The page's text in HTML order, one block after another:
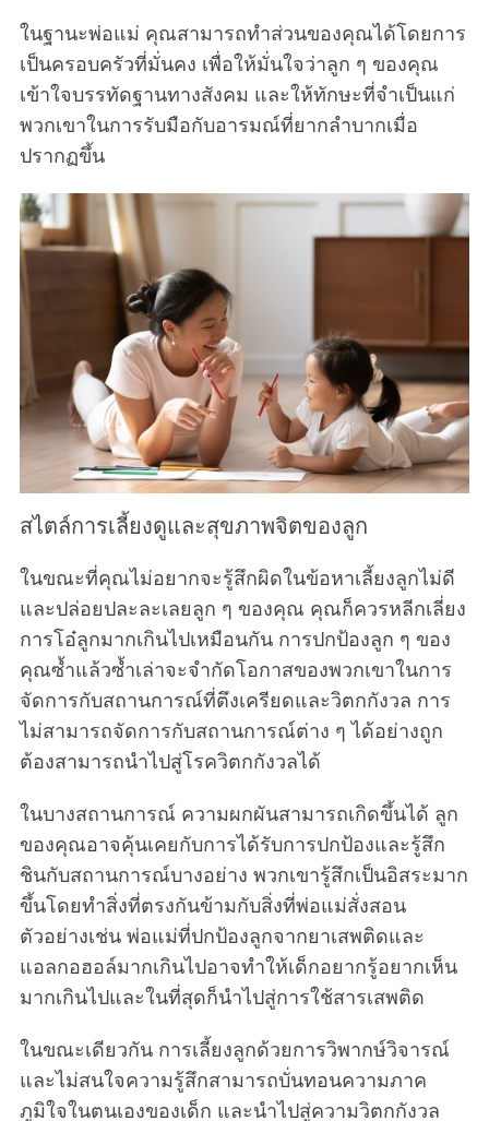
ในฐานะพ่อแม่ คุณสามารถทำส่วนของคุณได้โดยการ
เป็นครอบครัวที่มั่นคง เพื่อให้มั่นใจว่าลูก ๆ ของคุณ
เข้าใจบรรทัดฐานทางสังคม และให้ทักษะที่จำเป็นแก่
พวกเขาในการรับมือกับอารมณ์ที่ยากลำบากเมื่อ
ปรากฏขึ้น
สไตล์การเลี้ยงดูและสุขภาพจิตของลูก
ในขณะที่คุณไม่อยากจะรู้สึกผิดในข้อหาเลี้ยงลูกไม่ดี
และปล่อยปละละเลยลูก ๆ ของคุณ คุณก็ควรหลีกเลี่ยง
การโอ๋ลูกมากเกินไปเหมือนกัน การปกป้องลูก ๆ ของ
คุณซ้ำแล้วซ้ำเล่าจะจำกัดโอกาสของพวกเขาในการ
จัดการกับสถานการณ์ที่ตึงเครียดและวิตกกังวล การ
ไม่สามารถจัดการกับสถานการณ์ต่าง ๆ ได้อย่างถูก
ต้องสามารถนำไปสู่โรควิตกกังวลได้
ในบางสถานการณ์ ความผกผันสามารถเกิดขึ้นได้ ลูก
ของคุณอาจคุ้นเคยกับการได้รับการปกป้องและรู้สึก
ชินกับสถานการณ์บางอย่าง พวกเขารู้สึกเป็นอิสระมาก
ขึ้นโดยทำสิ่งที่ตรงกันข้ามกับสิ่งที่พ่อแม่สั่งสอน
ตัวอย่างเช่น พ่อแม่ที่ปกป้องลูกจากยาเสพติดและ
แอลกอฮอล์มากเกินไปอาจทำให้เด็กอยากรู้อยากเห็น
มากเกินไปและในที่สุดก็นำไปสู่การใช้สารเสพติด
ในขณะเดียวกัน การเลี้ยงลูกด้วยการวิพากษ์วิจารณ์
และไม่สนใจความรู้สึกสามารถบั่นทอนความภาค
ภูมิใจในตนเองของเด็ก และนำไปสู่ความวิตกกังวล